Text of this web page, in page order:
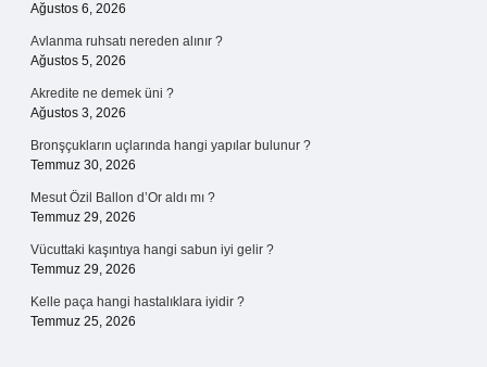
Ağustos 6, 2026
Avlanma ruhsatı nereden alınır ?
Ağustos 5, 2026
Akredite ne demek üni ?
Ağustos 3, 2026
Bronşçukların uçlarında hangi yapılar bulunur ?
Temmuz 30, 2026
Mesut Özil Ballon d’Or aldı mı ?
Temmuz 29, 2026
Vücuttaki kaşıntıya hangi sabun iyi gelir ?
Temmuz 29, 2026
Kelle paça hangi hastalıklara iyidir ?
Temmuz 25, 2026